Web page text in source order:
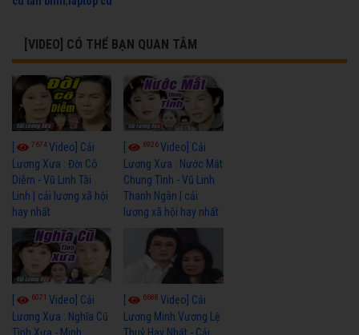
[VIDEO] CÓ THỂ BẠN QUAN TÂM
7674Video] Cải
Lương Xưa : Đời Cô
Diễm - Vũ Linh Tài
Linh | cải lương xã hội
hay nhất
6926Video] Cải
Lương Xưa : Nước Mắt
Chung Tình - Vũ Linh
Thanh Ngân | cải
lương xã hội hay nhất
6071 Video] Cải
Lương Xưa : Nghĩa Cũ
6688Video] Cải
Lương Minh Vương Lệ